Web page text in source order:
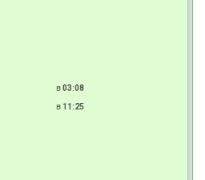
в03:08
в 11:25